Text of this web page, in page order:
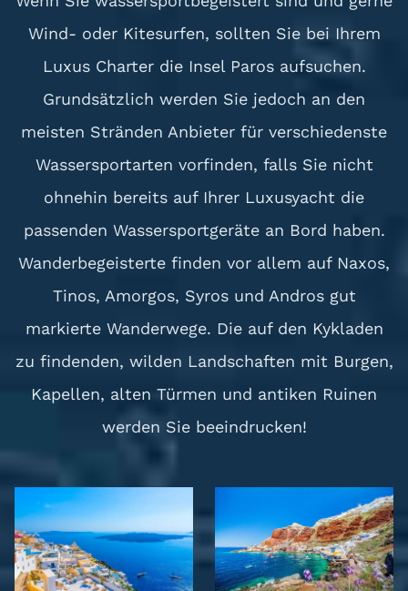
Wind- oder Kitesurfen, sollten Sie bei Ihrem
Luxus Charter die Insel Paros aufsuchen.
Grundsätzlich werden Sie jedoch an den
meisten Stränden Anbieter für verschiedenste
Wassersportarten vorfinden, falls Sie nicht
ohnehin bereits auf Ihrer Luxusyacht die
passenden Wassersportgeräte an Bord haben.
Wanderbegeisterte finden vor allem auf Naxos,
Tinos, Amorgos, Syros und Andros gut
markierte Wanderwege. Die auf den Kykladen
zu findenden, wilden Landschaften mit Burgen,
Kapellen, alten Türmen und antiken Ruinen
werden Sie beeindrucken!